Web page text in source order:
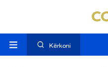
Kërkoni